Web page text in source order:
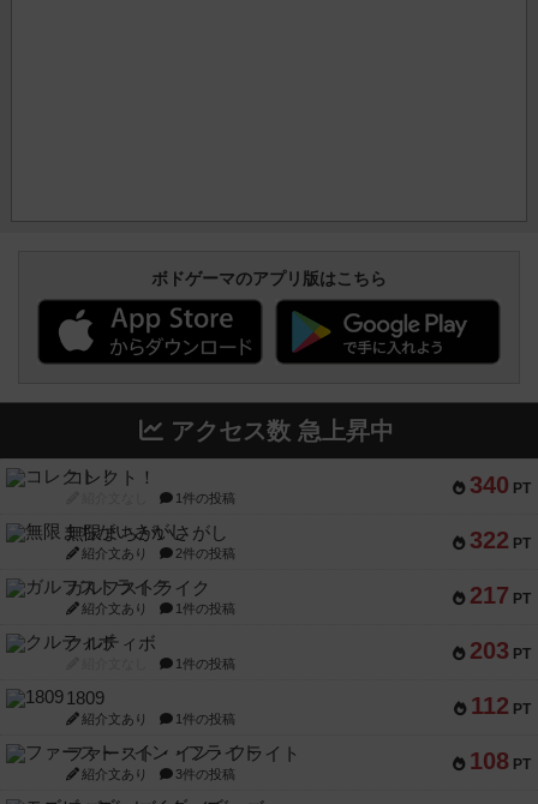
ボドゲーマのアプリ版はこちら
アクセス数 急上昇中
340 PT
コレクト！
1件の投稿
322 PT
無限まちがいさがし
紹介文あり 2件の投稿
217 PT
ガルフストライク
紹介文あり 1件の投稿
203 PT
クルティボ
1件の投稿
112 PT
1809
紹介文あり 1件の投稿
108 PT
ファースト・イン・フライト
紹介文あり 3件の投稿